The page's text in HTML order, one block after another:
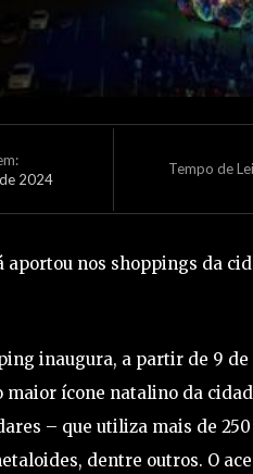
2024
Tempo de
aportou nos shoppings da
inaugura, a partir de 9 de
ícone natalino da
– que utiliza mais de
dentre outros. O